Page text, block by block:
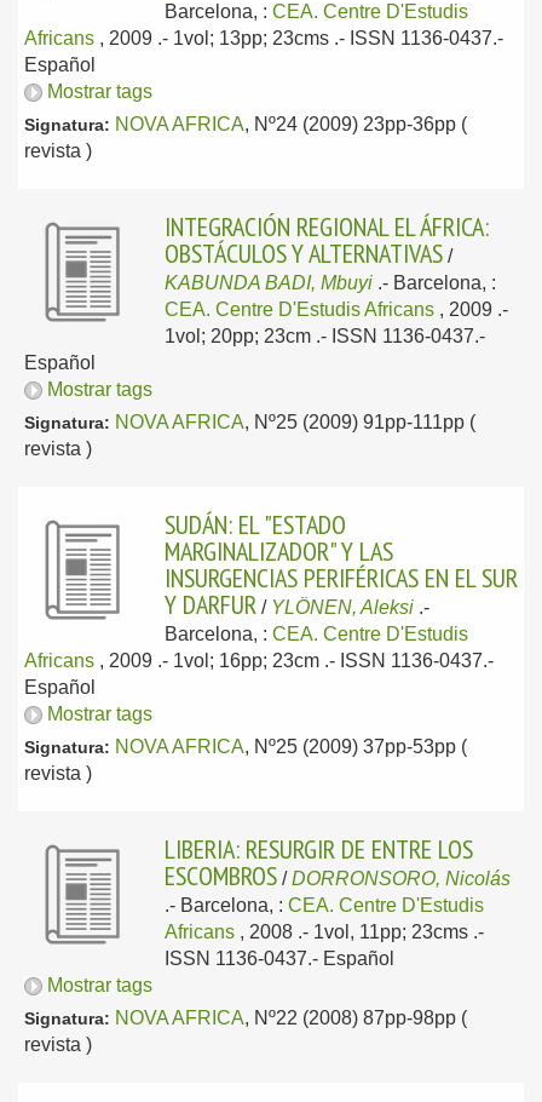
Barcelona, : CEA. Centre D'Estudis
Africans , 2009 .- 1vol; 13pp; 23cms .- ISSN 1136-0437.-
Español
Mostrar tags
Signatura: NOVA AFRICA, Nº24 (2009) 23pp-36pp (
revista )
INTEGRACIÓN REGIONAL EL ÁFRICA:
OBSTÁCULOS Y ALTERNATIVAS /
KABUNDA BADI, Mbuyi .- Barcelona, :
CEA. Centre D'Estudis Africans , 2009 .-
1vol; 20pp; 23cm .- ISSN 1136-0437.-
Español
Mostrar tags
Signatura: NOVA AFRICA, Nº25 (2009) 91pp-111pp (
revista )
SUDÁN: EL "ESTADO
MARGINALIZADOR" Y LAS
INSURGENCIAS PERIFÉRICAS EN EL SUR
Y DARFUR / YLÖNEN, Aleksi .-
Barcelona, : CEA. Centre D'Estudis
Africans , 2009 .- 1vol; 16pp; 23cm .- ISSN 1136-0437.-
Español
Mostrar tags
Signatura: NOVA AFRICA, Nº25 (2009) 37pp-53pp (
revista )
LIBERIA: RESURGIR DE ENTRE LOS
ESCOMBROS /DORRONSORO, Nicolás
.- Barcelona, : CEA. Centre D'Estudis
Africans , 2008 .- 1vol, 11pp; 23cms .-
ISSN 1136-0437.- Español
Mostrar tags
Signatura: NOVA AFRICA, Nº22 (2008) 87pp-98pp (
revista )